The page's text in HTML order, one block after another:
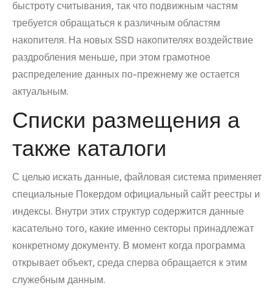
быстроту считывания, так что подвижным частям
требуется обращаться к различным областям
накопителя. На новых SSD накопителях воздействие
раздробления меньше, при этом грамотное
распределение данных по-прежнему же остается
актуальным.
Списки размещения а
также каталоги
С целью искать данные, файловая система применяет
специальные Покердом официальный сайт реестры и
индексы. Внутри этих структур содержится данные
касательно того, какие именно секторы принадлежат
конкретному документу. В момент когда программа
открывает объект, среда сперва обращается к этим
служебным данным.